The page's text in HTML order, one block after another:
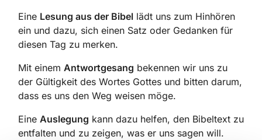
Eine Lesung aus der Bibel lädt uns zum Hinhören
ein und dazu, sich einen Satz oder Gedanken für
diesen Tag zu merken.
Mit einem Antwortgesang bekennen wir uns zu
der Gültigkeit des Wortes Gottes und bitten darum,
dass es uns den Weg weisen möge.
Eine Auslegung kann dazu helfen, den Bibeltext zu
entfalten und zu zeigen, was er uns sagen will.